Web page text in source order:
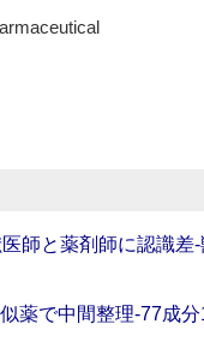
師と薬剤師に認識差
薬で中間整理‐77成